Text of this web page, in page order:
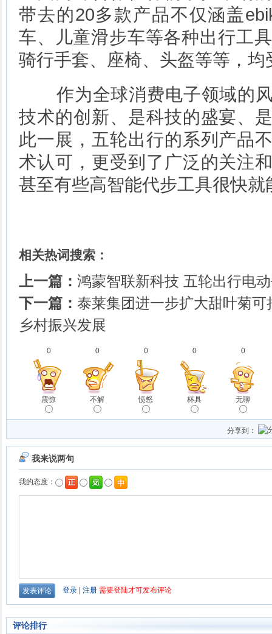
带去的20多款产品不仅涵盖
车、儿童滑步车等各种出行工
骑行手套、座椅、头盔等等，
作为全球消费电子领域的风
技术的创新、是科技的盛宴、
此一展，五轮出行的系列产品
术认可，更受到了广泛的关注
甚至有些高智能代步工具很快
相关热词搜索：
上一篇： 鸿蒙智联新科技 五轮出行电
下一篇： 泰莱集团进一步扩大甜叶菊
乡村振兴发展
0
震惊
0
不解
0
愤怒
0
杯具
0
无聊
分享到：
评论排行